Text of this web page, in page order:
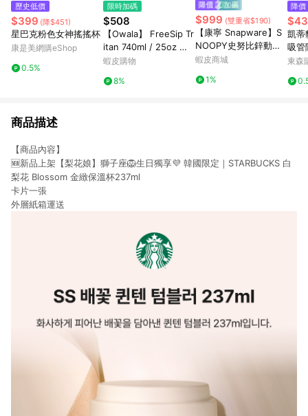
歷史低價
$399 (降$451)
星巴克粉色女神搖搖杯
康是美網購eShop
0.5%
限時加碼
$508
【Owala】 FreeSip Tr
itan 740ml / 25oz 吸
管杯 運動水杯 健身搖
蝦皮購物
8%
$999 (雙重省$190)
【康寧 Snapware】S
NOOPY史努比鋅動輕
瓷大容量不鏽鋼手提保
0ml
蝦皮商城
1%
降價
凱蒂
吸管
高顏
東森
商品描述
【商品內容】
🆕新品上架【梨花娘】獅子座🦁生日獨享💜 韓國限定｜STARBUCKS 白
梨花 Blossom 金緻保溫杯237ml
卡片一張
外層紙箱運送